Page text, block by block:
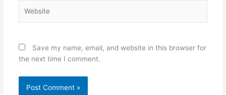
Save my name, email, and website in this browser for
the next time I comment.